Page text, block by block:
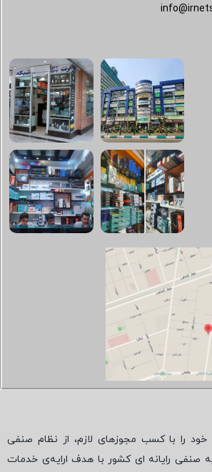
خود را با کسب مجوزهای لازم، از نظام صنفی
صنفی رایانه ای کشور با هدف ارایه‌ی خدمات